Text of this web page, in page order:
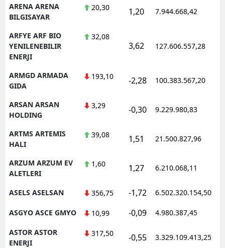
ARENA ARENA
BILGISAYAR
20,30 1,20 7.944.668,42
ARFYE ARF BIO
YENILENEBILIR
ENERJI
32,08
3,62 127.606.557,28
ARMGD ARMADA
GIDA
193,10 -2,28 100.383.567,20
ARSAN ARSAN
HOLDING
3,29 -0,30 9.229.980,83
ARTMS ARTEMIS
HALI
39,08 1,51 21.500.827,96
ARZUM ARZUM EV
ALETLERI
1,60 1,27 6.210.068,11
ASELS ASELSAN 356,75 -1,72 6.502.320.154,50
ASGYO ASCE GMYO 10,99 -0,09 4.980.387,45
ASTOR ASTOR
ENERJI
317,50 -0,55 3.329.109.413,25